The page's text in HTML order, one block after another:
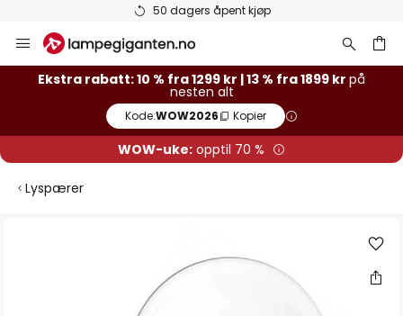
50 dagers åpent kjøp
Hopp
til
innhold
Ekstra rabatt: 10 % fra 1299 kr | 13 % fra 1899 kr på
nesten alt
Kode:WOW2026 Kopier
WOW-uke: opptil 70 %
Lyspærer